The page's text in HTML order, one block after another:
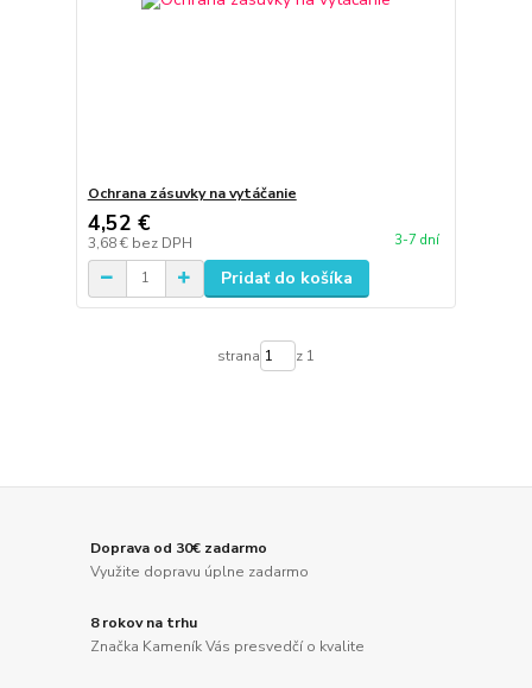
Ochrana zásuvky na vytáčanie
4,52 €
3,68 € bez DPH 3-7 dní
Pridať do košíka
strana z 1
Doprava od 30€ zadarmo
Využite dopravu úplne zadarmo
8 rokov na trhu
Značka Kameník Vás presvedčí o kvalite